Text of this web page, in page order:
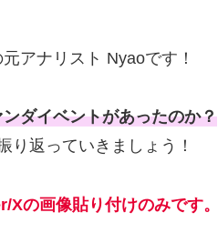
アナリスト Nyaoです！
ダイベントがあったのか？
り返っていきましょう！
の画像貼り付けのみです。